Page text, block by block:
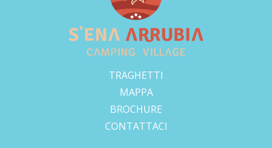
TRAGHETTI
MAPPA
BROCHURE
CONTATTACI